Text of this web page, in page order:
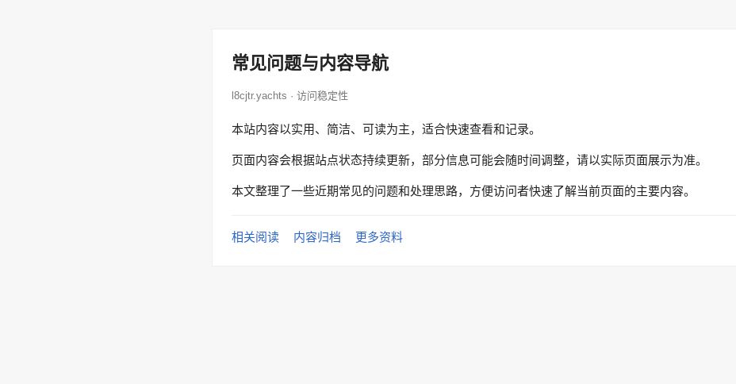
常见问题与内容导航
l8cjtr.yachts · 访问稳定性
本站内容以实用、简洁、可读为主，适合快速查看和记录。
页面内容会根据站点状态持续更新，部分信息可能会随时间调整，请以实际页面展示为准。
本文整理了一些近期常见的问题和处理思路，方便访问者快速了解当前页面的主要内容。
相关阅读 内容归档 更多资料